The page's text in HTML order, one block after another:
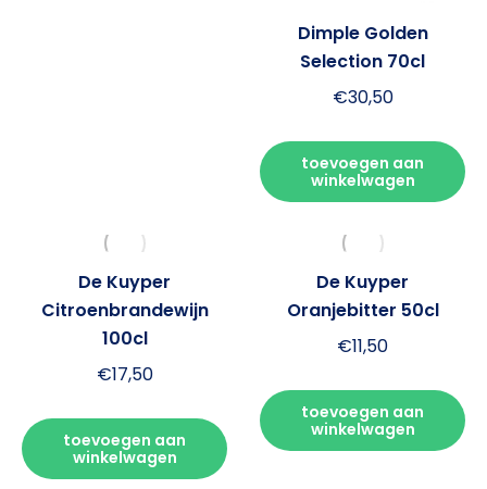
Dimple Golden
Selection 70cl
€30,50
toevoegen aan
winkelwagen
De Kuyper
Citroenbrandewijn
100cl
€17,50
toevoegen aan
winkelwagen
De Kuyper
Oranjebitter 50cl
€11,50
toevoegen aan
winkelwagen